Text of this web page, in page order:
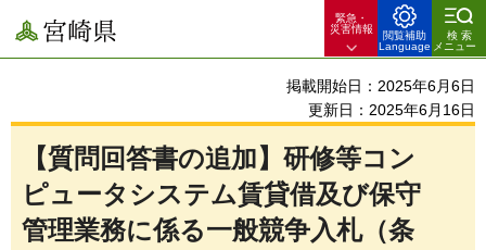
宮崎県
緊急・
災害情報
閲覧補助
Language
検索
メニュー
掲載開始日：2025年6月6日
更新日：2025年6月16日
【質問回答書の追加】研修等コン
ピュータシステム賃貸借及び保守
管理業務に係る一般競争入札（条